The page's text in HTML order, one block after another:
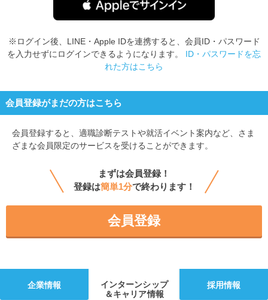
※ログイン後、LINE・Apple IDを連携すると、会員ID・パスワード
を入力せずにログインできるようになります。 ID・パスワードを忘
れた方はこちら
会員登録がまだの方はこちら
会員登録すると、 適職診断テストや就活イベント案内など、さま
ざまな会員限定のサービスを受けることができます。
まずは会員登録！
登録は簡単1分で終わります！
会員登録
企業情報
インターンシップ
＆キャリア情報
採用情報